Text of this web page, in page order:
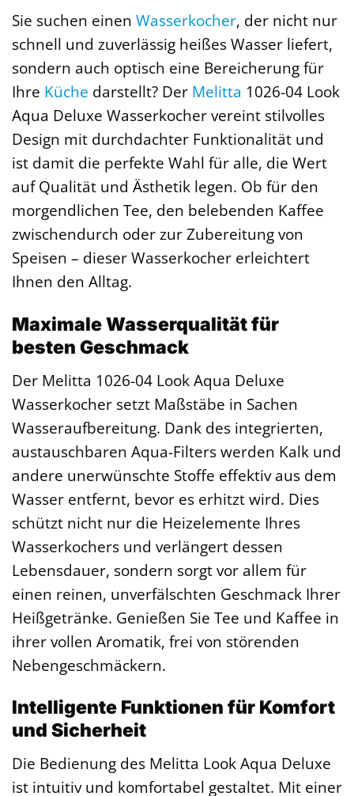
Sie suchen einen Wasserkocher, der nicht nur
schnell und zuverlässig heißes Wasser liefert,
sondern auch optisch eine Bereicherung für
Ihre Küche darstellt? Der Melitta 1026-04 Look
Aqua Deluxe Wasserkocher vereint stilvolles
Design mit durchdachter Funktionalität und
ist damit die perfekte Wahl für alle, die Wert
auf Qualität und Ästhetik legen. Ob für den
morgendlichen Tee, den belebenden Kaffee
zwischendurch oder zur Zubereitung von
Speisen – dieser Wasserkocher erleichtert
Ihnen den Alltag.
Maximale Wasserqualität für
besten Geschmack
Der Melitta 1026-04 Look Aqua Deluxe
Wasserkocher setzt Maßstäbe in Sachen
Wasseraufbereitung. Dank des integrierten,
austauschbaren Aqua-Filters werden Kalk und
andere unerwünschte Stoffe effektiv aus dem
Wasser entfernt, bevor es erhitzt wird. Dies
schützt nicht nur die Heizelemente Ihres
Wasserkochers und verlängert dessen
Lebensdauer, sondern sorgt vor allem für
einen reinen, unverfälschten Geschmack Ihrer
Heißgetränke. Genießen Sie Tee und Kaffee in
ihrer vollen Aromatik, frei von störenden
Nebengeschmäckern.
Intelligente Funktionen für Komfort
und Sicherheit
Die Bedienung des Melitta Look Aqua Deluxe
ist intuitiv und komfortabel gestaltet. Mit einer